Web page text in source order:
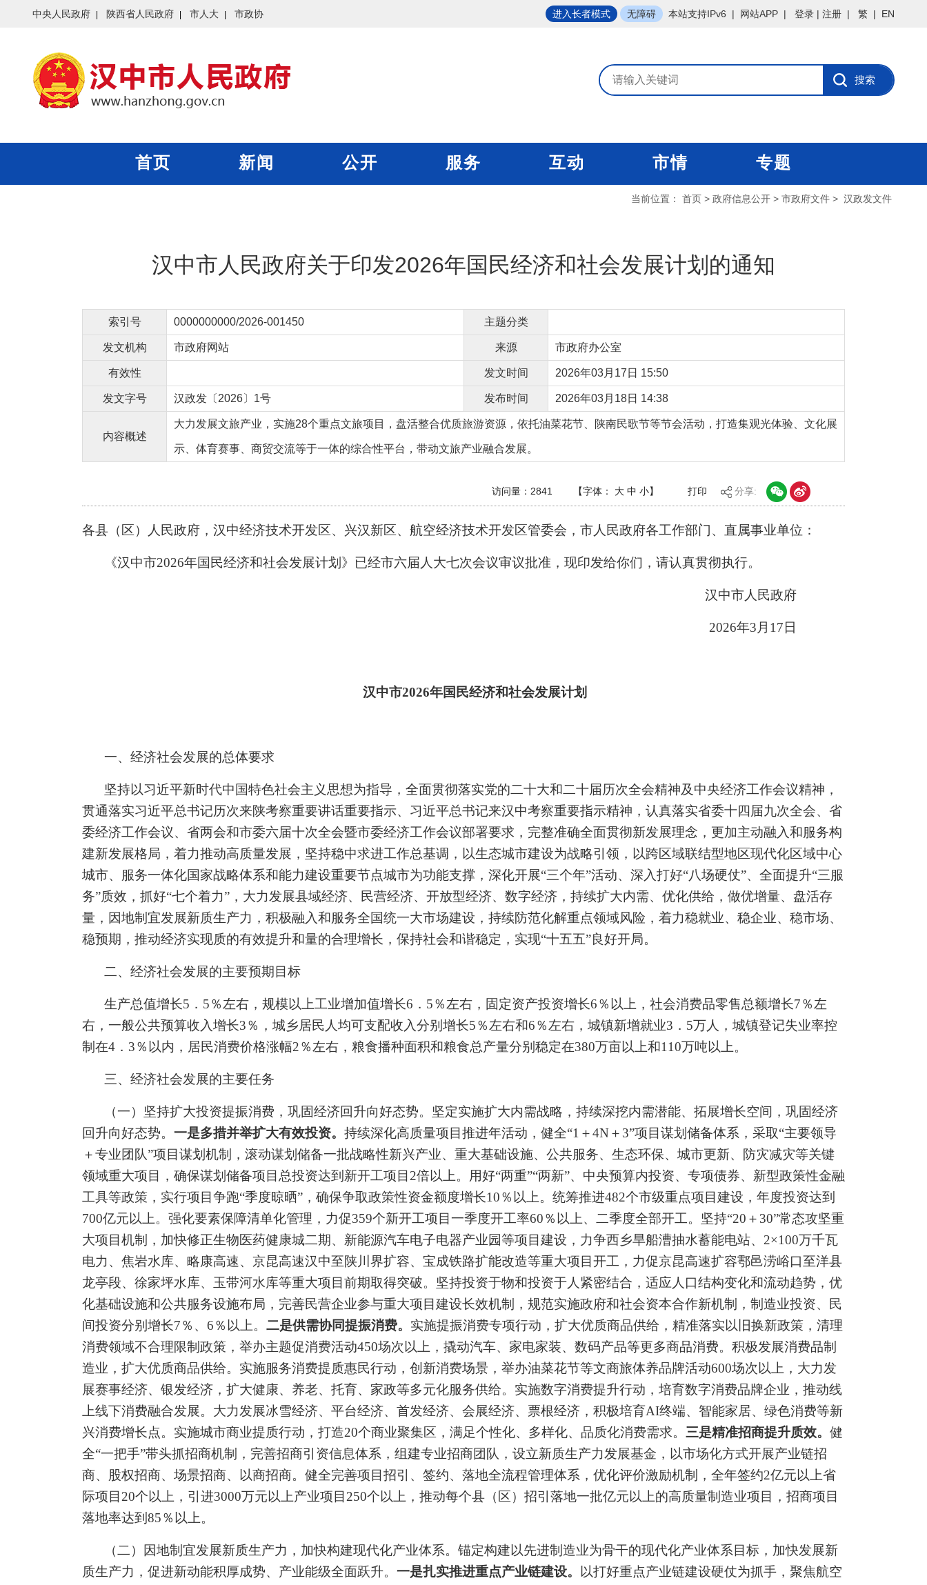
中央人民政府 陕西省人民政府 市人大 市政协 进入长者模式 无障碍 本站支持IPv6 | 网站APP | 登录 | 注册 | 繁 | EN
首页 新闻 公开 服务 互动 市情 专题
当前位置： 首页 > 政府信息公开 > 市政府文件 > 汉政发文件
汉中市人民政府关于印发2026年国民经济和社会发展计划的通知
索引号 0000000000/2026-001450 主题分类
发文机构 市政府网站 来源 市政府办公室
有效性 发文时间 2026年03月17日 15:50
发文字号 汉政发〔2026〕1号 发布时间 2026年03月18日 14:38
内容概述
大力发展文旅产业，实施28个重点文旅项目，盘活整合优质旅游资源，依托油菜花节、陕南民歌节等节会活动，打造集观光体验、文化展
示、体育赛事、商贸交流等于一体的综合性平台，带动文旅产业融合发展。
访问量： 2841 【字体： 大 中 小】 打印 分享:
各县 （ 区 ） 人民政府，汉中经济技术开发区、兴汉新区、航空经济技术开发区管委会，市人民政府各工作部门、直属事业单位 ：
《汉中市2026年国民经济和社会发展计划》已经市六届人大七次会议审议批准，现印发给你们 ，请认真贯彻执行。
汉中市人民政府
2026年3 月 17 日
汉中市2026年国民经济和社会发展计划
一、经济社会发展的总体要求
坚持以习近平新时代中国特色社会主义思想为指导，全面贯彻落实党的二十大和二十届历次全会精神及中央经济工作会议精神，
贯通落实习近平总书记历次来陕考察重要讲话重要指示、习近平总书记来汉中考察重要指示精神，认真落实省委十四届九次全会、省
委经济工作会议、省两会和市委六届十次全会暨市委经济工作会议部署要求，完整准确全面贯彻新发展理念，更加主动融入和服务构
建新发展格局，着力推动高质量发展，坚持稳中求进工作总基调，以生态城市建设为战略引领，以跨区域联结型地区现代化区域中心
城市、服务一体化国家战略体系和能力建设重要节点城市为功能支撑，深化开展“三个年”活动、 深入打好“八场硬仗”、 全面提升“三服
务”质效， 抓好“七个着力” ，大力发展县域经济、民营经济、开放型经济、数字经济，持续扩大内需、优化供给，做优增量、盘活存
量，因地制宜发展新质生产力，积极融入和服务全国统一大市场建设，持续防范化解重点领域风险，着力稳就业、稳企业、稳市场、
稳预期，推动经济实现质的有效提升和量的合理增长，保持社会和谐稳定，实现“十五五”良好开局。
二、经济社会发展的主要预期目标
生产总值增长5．5％左右，规模以上工业增加值增长6．5％左右，固定资产投资增长6％ 以上，社会消费品零售总额增长7％左
右，一般公共预算收入增长3％ ，城乡居民人均可支配收入分别增长5％左右和6％左右，城镇新增就业3．5万人，城镇登记失业率控
制在4．3％ 以内，居民消费价格涨幅2％左右，粮食播种面积和粮食总产量分别稳定在380万亩以上和110万吨以上。
三、经济社会发展的主要任务
（一） 坚持扩大投资提振消费，巩固经济回升向好态势。 坚定实施扩大内需战略，持续深挖内需潜能、拓展增长空间，巩固经济
回升向好态势。 一是多措并举扩大有效投资。 持续深化高质量项目推进年活动，健全“1＋4N＋3”项目谋划储备体系，采取“主要领导
＋专业团队”项目谋划机制，滚动谋划储备一批战略性新兴产业、重大基础设施、公共服务、生态环保、城市更新、防灾减灾等关键
领域重大项目，确保谋划储备项目总投资达到新开工项目 2倍以上。用好“两重”“两新”、中央预算内投资、专项债券、新型政策性金融
工具等政策，实行项目争跑“季度晾晒” ，确保争取政策性资金额度增长10％ 以上。统筹推进482个市级重点项目建设，年度投资达到
700亿元以上。强化要素保障清单化管理，力促359个新开工项目一季度开工率60％ 以上、二季度全部开工。坚持“20＋30”常态攻坚重
大项目机制，加快修正生物医药健康城二期、新能源汽车电子电器产业园等项目建设，力争西乡旱船漕抽水蓄能电站、 2×100万千瓦
电力、焦岩水库、略康高速、京昆高速汉中至陕川界扩容、宝成铁路扩能改造等重大项目开工，力促京昆高速扩容鄠邑涝峪口至洋县
龙亭段、徐家坪水库、玉带河水库等重大项目前期取得突破。坚持投资于物和投资于人紧密结合，适应人口结构变化和流动趋势，优
化基础设施和公共服务设施布局，完善民营企业参与重大项目建设长效机制，规范实施政府和社会资本合作新机制，制造业投资、民
间投资分别增长7％ 、 6％ 以上。 二是供需协同提振消费。 实施提振消费专项行动，扩大优质商品供给，精准落实以旧换新政策，清理
消费领域不合理限制政策，举办主题促消费活动450场次以上，撬动汽车、家电家装、数码产品等更多商品消费。积极发展消费品制
造业，扩大优质商品供给。实施服务消费提质惠民行动， 创新消费场景，举办油菜花节等文商旅体养品牌活动600场次以上，大力发
展赛事经济、银发经济，扩大健康、养老、托育、家政等多元化服务供给。实施数字消费提升行动，培育数字消费品牌企业，推动线
上线下消费融合发展。大力发展冰雪经济、平台经济、首发经济、会展经济、票根经济，积极培育AI终端、智能家居、绿色消费等新
兴消费增长点。实施城市商业提质行动，打造20个商业聚集区，满足个性化、多样化、品质化消费需求。 三是精准招商提升质效。 健
全“一把手”带头抓招商机制，完善招商引资信息体系， 组建专业招商团队，设立新质生产力发展基金，以市场化方式开展产业链招
商、股权招商、场景招商、以商招商。 健全完善项目招引、签约、落地全流程管理体系，优化评价激励机制， 全年签约2亿元以上省
际项目 20个以上， 引进3000万元以上产业项目 250个以上，推动每个县（区）招引落地一批亿元以上的高质量制造业项目 ， 招商项目
落地率达到 85％ 以上。
（二）因地制宜发展新质生产力，加快构建现代化产业体系。 锚定构建以先进制造业为骨干的现代化产业体系目标，加快发展新
质生产力，促进新动能积厚成势、产业能级全面跃升。 一是扎实推进重点产业链建设。
以打好重点产业链建设硬仗为抓手，聚焦航空